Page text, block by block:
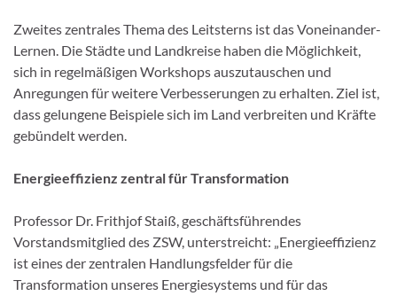
Zweites zentrales Thema des Leitsterns ist das Voneinander-
Lernen. Die Städte und Landkreise haben die Möglichkeit,
sich in regelmäßigen Workshops auszutauschen und
Anregungen für weitere Verbesserungen zu erhalten. Ziel ist,
dass gelungene Beispiele sich im Land verbreiten und Kräfte
gebündelt werden.
Energieeffizienz zentral für Transformation
Professor Dr. Frithjof Staiß, geschäftsführendes
Vorstandsmitglied des ZSW, unterstreicht: „Energieeffizienz
ist eines der zentralen Handlungsfelder für die
Transformation unseres Energiesystems und für das